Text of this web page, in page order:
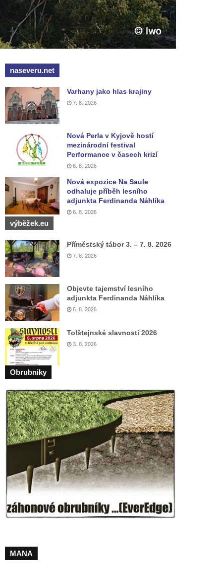
naseveru.net
Varhany jako hlas krajiny
7. 8. 2026
Nová Perla v Kyjově hostí
mezinárodní festival
Performance v časech krizí
6. 8. 2026
Nová expozice Na Saule
odhaluje příběh lesního
adjunkta Ferdinanda Náhlíka
6. 8. 2026
výběžek.eu
Příměstský tábor 3. – 7. 8. 2026
7. 8. 2026
Objevte tajemství lesního
adjunkta Ferdinanda Náhlíka
6. 8. 2026
Tolštejnské slavnosti 2026
3. 8. 2026
Obrubniky
MANA